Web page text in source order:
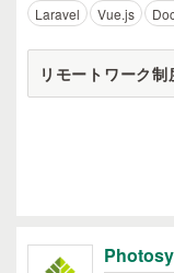
Laravel
Vue.js
リモートワーク制